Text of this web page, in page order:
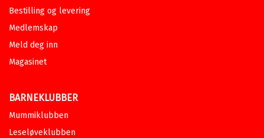
Bestilling og levering
Medlemskap
Meld deg inn
Magasinet
BARNEKLUBBER
Mummiklubben
Leseløveklubben